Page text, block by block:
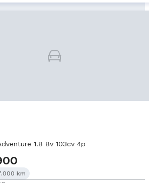
1.8 8v 103cv 4p
km